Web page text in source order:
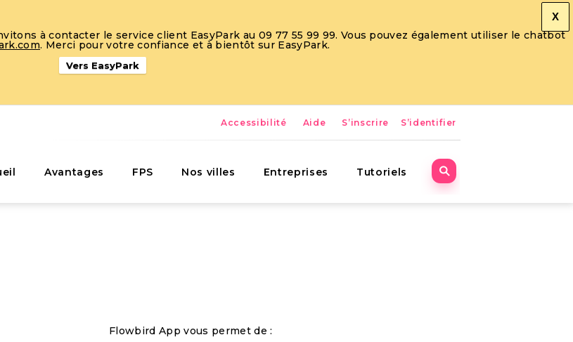
X
à contacter le service client EasyPark au 09 77 55 99 99. Vous pouvez également utiliser le chatbot
. Merci pour votre confiance et à bientôt sur EasyPark.
Vers EasyPark
Accessibilité Aide S’inscrire S’identifier
Avantages FPS Nos villes Entreprises Tutoriels
Flowbird App vous permet de :